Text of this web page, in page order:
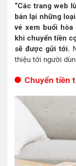
“Các trang web
bán lại những
vé xem buổi
khi chuyển tiền
sẽ được gửi tới.
thiệu tới người
Chuyển tiền